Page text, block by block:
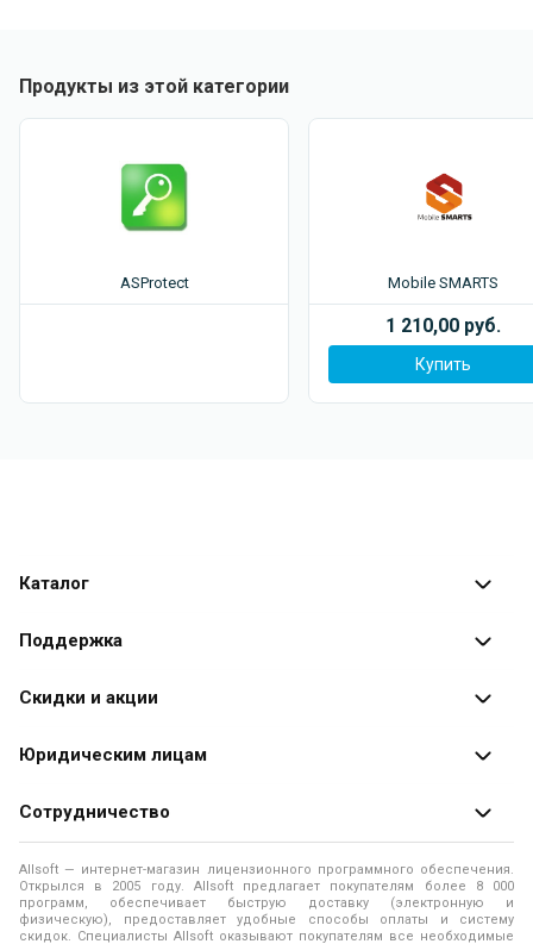
Продукты из этой категории
ASProtect Mobile SMARTS
1 210,00 руб.
Купить
Каталог
Каталог программ
Поддержка
Оплата заказов
Доставка заказа
Помощь
Правила продажи
Политика использования файлов Cookie
Скидки и акции
Специальные
Юридическим лицам
Продажа программ юридическим лицам
О лицензировании программного обеспечения
Программы для компьютера
Контакты
Сотрудничество
О магазине
Адреса и телефоны
Allsoft — интернет-магазин лицензионного программного обеспечения.
Открылся в 2005 году. Allsoft предлагает покупателям более 8 000
программ, обеспечивает быструю доставку (электронную и
физическую), предоставляет удобные способы оплаты и систему
скидок. Специалисты Allsoft оказывают покупателям все необходимые